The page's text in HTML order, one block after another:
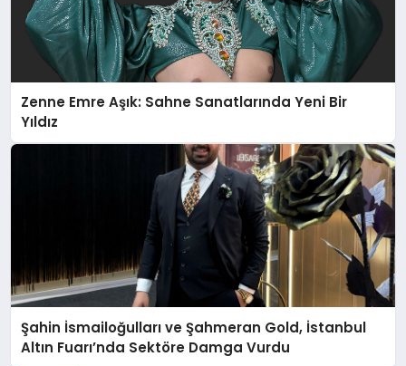
Zenne Emre Aşık: Sahne Sanatlarında Yeni Bir
Yıldız
Şahin İsmailoğulları ve Şahmeran Gold, İstanbul
Altın Fuarı’nda Sektöre Damga Vurdu